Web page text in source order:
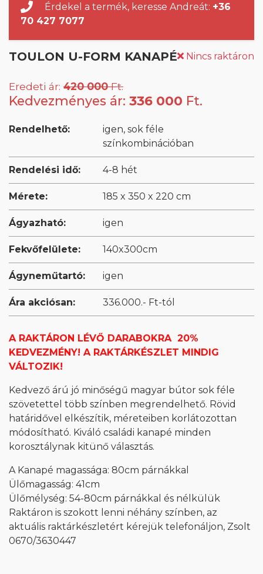
Érdekel a termék, keresse Andreát: +36
70 427 7077
TOULON U-FORM KANAPÉ Nincs raktáron
Eredeti ár: 420 000Ft.
Kedvezményes ár: 336 000 Ft.
Rendelhető:
igen, sok féle
színkombinációban
Rendelési idő: 4-8 hét
Mérete: 185 x 350 x 220 cm
Ágyazható: igen
Fekvőfelülete: 140x300cm
Ágyneműtartó: igen
Ára akciósan: 336.000.- Ft-tól
A RAKTÁRON LÉVŐ DARABOKRA 20%
KEDVEZMÉNY! A RAKTÁRKÉSZLET MINDIG
VÁLTOZIK!
Kedvező árú jó minőségű magyar bútor sok féle
szövetettel több színben megrendelhető. Rövid
határidővel elkészítik, méreteiben korlátozottan
módosítható. Kiváló családi kanapé minden
korosztálynak kitünő választás.
A Kanapé magassága: 80cm párnákkal
Ülőmagasság: 41cm
Ülőmélység: 54-80cm párnákkal és nélkülük
Raktáron is szokott lenni néhány színben, az
aktuális raktárkészletért kérejük telefonáljon, Zsolt
0670/3630447